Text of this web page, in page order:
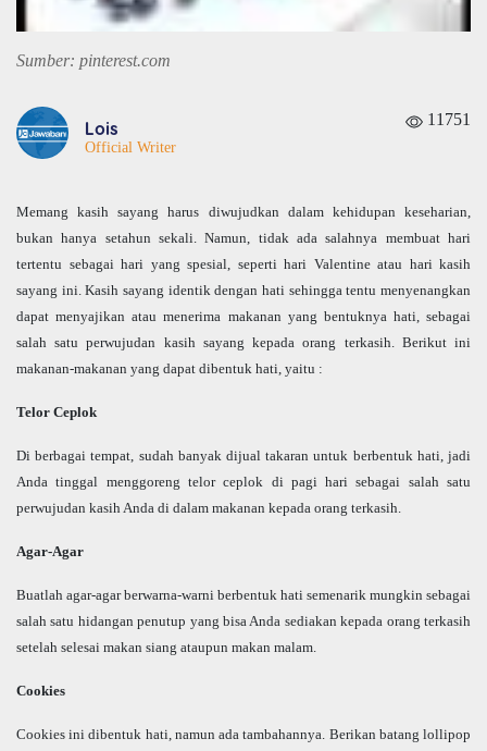
Sumber: pinterest.com
Lois
Official Writer
11751
Memang kasih sayang harus diwujudkan dalam kehidupan keseharian,
bukan hanya setahun sekali. Namun, tidak ada salahnya membuat hari
tertentu sebagai hari yang spesial, seperti hari Valentine atau hari kasih
sayang ini. Kasih sayang identik dengan hati sehingga tentu menyenangkan
dapat menyajikan atau menerima makanan yang bentuknya hati, sebagai
salah satu perwujudan kasih sayang kepada orang terkasih. Berikut ini
makanan-makanan yang dapat dibentuk hati, yaitu :
Telor Ceplok
Di berbagai tempat, sudah banyak dijual takaran untuk berbentuk hati, jadi
Anda tinggal menggoreng telor ceplok di pagi hari sebagai salah satu
perwujudan kasih Anda di dalam makanan kepada orang terkasih.
Agar-Agar
Buatlah agar-agar berwarna-warni berbentuk hati semenarik mungkin sebagai
salah satu hidangan penutup yang bisa Anda sediakan kepada orang terkasih
setelah selesai makan siang ataupun makan malam.
Cookies
Cookies ini dibentuk hati, namun ada tambahannya. Berikan batang lollipop